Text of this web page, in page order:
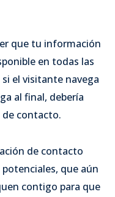
que tu información
en todas las
el visitante navega
al final, debería
contacto.
de contacto
que aún
contigo para que